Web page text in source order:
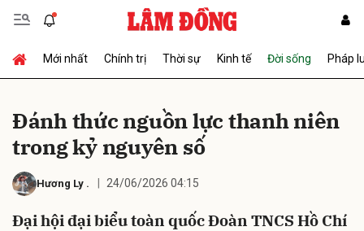
Mới nhất Chính trị Thời sự Kinh tế Đời sống Pháp
Đánh thức nguồn lực thanh niên
trong kỷ nguyên số
Hương Ly . 24/06/2026 04:15
Đại hội đại biểu toàn quốc Đoàn TNCS Hồ Chí
Gửi bình luận